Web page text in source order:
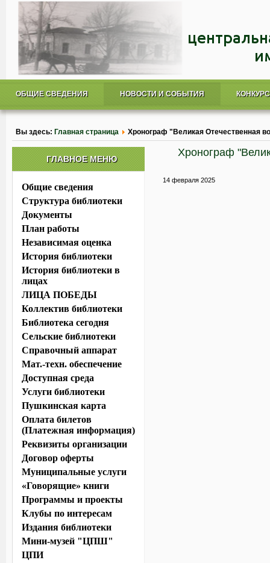
ОБЩИЕ СВЕДЕНИЯ НОВОСТИ И СОБЫТИЯ
Вы здесь: Главная страница Хронограф "Великая Отечественная
Хронограф
14 февраля 2025
ГЛАВНОЕ МЕНЮ
Общие сведения
Структура библиотеки
Документы
План работы
Независимая оценка
История библиотеки
История библиотеки в
лицах
ЛИЦА ПОБЕДЫ
Коллектив библиотеки
Библиотека сегодня
Сельские библиотеки
Справочный аппарат
Мат.-техн. обеспечение
Доступная среда
Услуги библиотеки
Пушкинская карта
Оплата билетов
(Платежная информация)
Реквизиты организации
Договор оферты
Муниципальные услуги
«Говорящие» книги
Программы и проекты
Клубы по интересам
Издания библиотеки
Мини-музей "ЦПШ"
ЦПИ